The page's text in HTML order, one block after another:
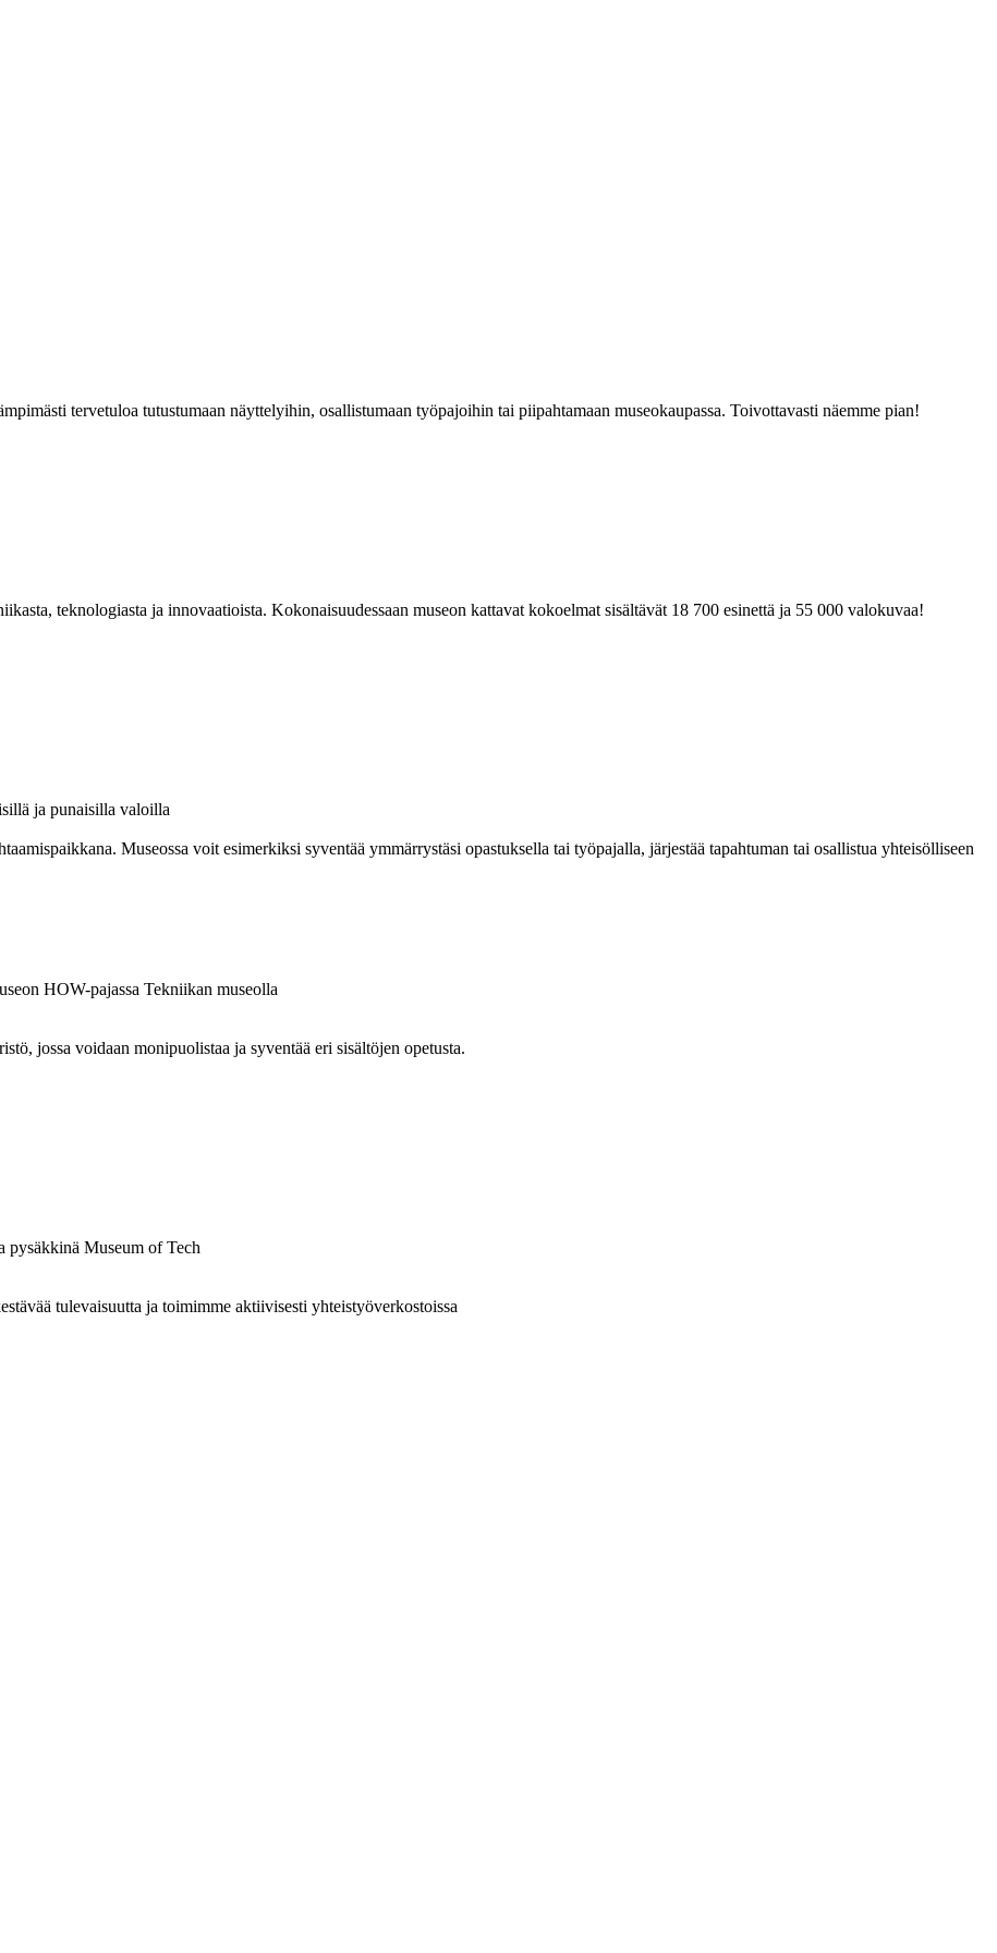
tervetuloa tutustumaan näyttelyihin, osallistumaan työpajoihin tai piipahtamaan museokaupassa. Toivottavasti näemme pian!
teknologiasta ja innovaatioista. Kokonaisuudessaan museon kattavat kokoelmat sisältävät 18 700 esinettä ja 55 000 valokuvaa!
Museossa voit esimerkiksi syventää ymmärrystäsi opastuksella tai työpajalla, järjestää tapahtuman tai osallistua yhteisölliseen
jossa voidaan monipuolistaa ja syventää eri sisältöjen opetusta.
tulevaisuutta ja toimimme aktiivisesti yhteistyöverkostoissa